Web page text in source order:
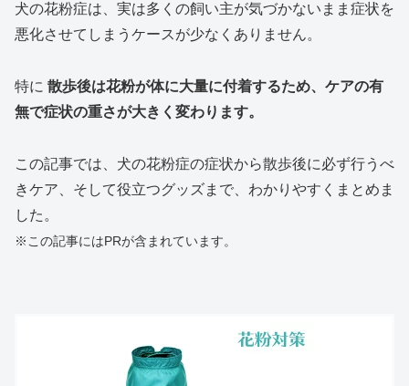
犬の花粉症は、実は多くの飼い主が気づかないまま症状を
悪化させてしまうケースが少なくありません。
特に 散歩後は花粉が体に大量に付着するため、ケアの有
無で症状の重さが大きく変わります。
この記事では、犬の花粉症の症状から散歩後に必ず行うべ
きケア、そして役立つグッズまで、わかりやすくまとめま
した。
※この記事にはPRが含まれています。